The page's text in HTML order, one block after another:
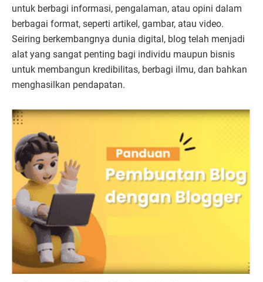
untuk berbagi informasi, pengalaman, atau opini dalam
berbagai format, seperti artikel, gambar, atau video.
Seiring berkembangnya dunia digital, blog telah menjadi
alat yang sangat penting bagi individu maupun bisnis
untuk membangun kredibilitas, berbagi ilmu, dan bahkan
menghasilkan pendapatan.